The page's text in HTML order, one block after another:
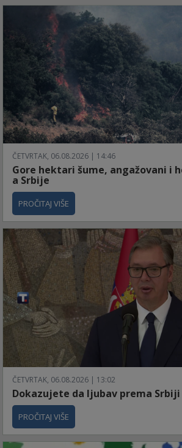
ČETVRTAK, 06.08.2026 | 14:46
Gore hektari šume, angažovani i
a Srbije
PROČITAJ VIŠE
ČETVRTAK, 06.08.2026 | 13:02
Dokazujete da ljubav prema
PROČITAJ VIŠE